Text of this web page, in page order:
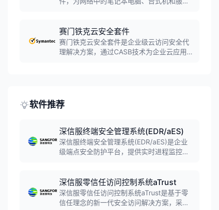
墙、入侵防御、设备和应用程序控制等多种
安全功能，通过单一代理实现集中式管理。
赛门铁克云安全套件
赛门铁克云安全套件是企业级云访问安全代
理解决方案，通过CASB技术为企业云应用提
软件推荐
深信服终端安全管理系统(EDR/aES)
深信服终端安全管理系统(EDR/aES)是企业
级端点安全防护平台，提供实时进程监控、
2020年终端安全软件市场份额位列第三，为
企业提供全面深入的终端设备安全监控和防
护。
深信服零信任访问控制系统aTrust
深信服零信任访问控制系统aTrust是基于零
信任理念的新一代安全访问解决方案，采用